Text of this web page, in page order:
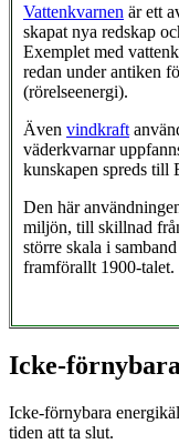
Vattenkvarnen är ett
skapat nya redskap
Exemplet med
redan under antiken
(rörelseenergi).
Även vindkraft
väderkvarnar
kunskapen spreds till
Den här
miljön, till skillnad
större skala i
framförallt 1900-talet.
Icke-
Icke-förnybara
tiden att ta slut.